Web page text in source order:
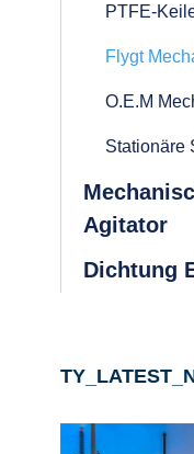
PTFE-
Flygt
O.E.M
Stationäre
Agitator
Dichtung